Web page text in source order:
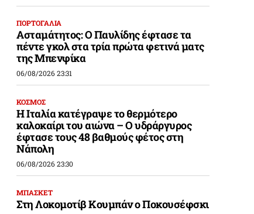
ΠΟΡΤΟΓΑΛΙΑ
Ασταμάτητος: Ο Παυλίδης έφτασε τα
πέντε γκολ στα τρία πρώτα φετινά ματς
της Μπενφίκα
06/08/2026 23:31
ΚΟΣΜΟΣ
Η Ιταλία κατέγραψε το θερμότερο
καλοκαίρι του αιώνα – Ο υδράργυρος
έφτασε τους 48 βαθμούς φέτος στη
Νάπολη
06/08/2026 23:30
ΜΠΑΣΚΕΤ
Στη Λοκομοτίβ Κουμπάν ο Ποκουσέφσκι